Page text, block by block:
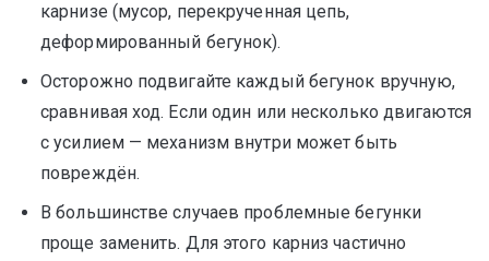
карнизе (мусор, перекрученная цепь,
деформированный бегунок).
Осторожно подвигайте каждый бегунок вручную,
сравнивая ход. Если один или несколько двигаются
с усилием — механизм внутри может быть
повреждён.
В большинстве случаев проблемные бегунки
проще заменить. Для этого карниз частично